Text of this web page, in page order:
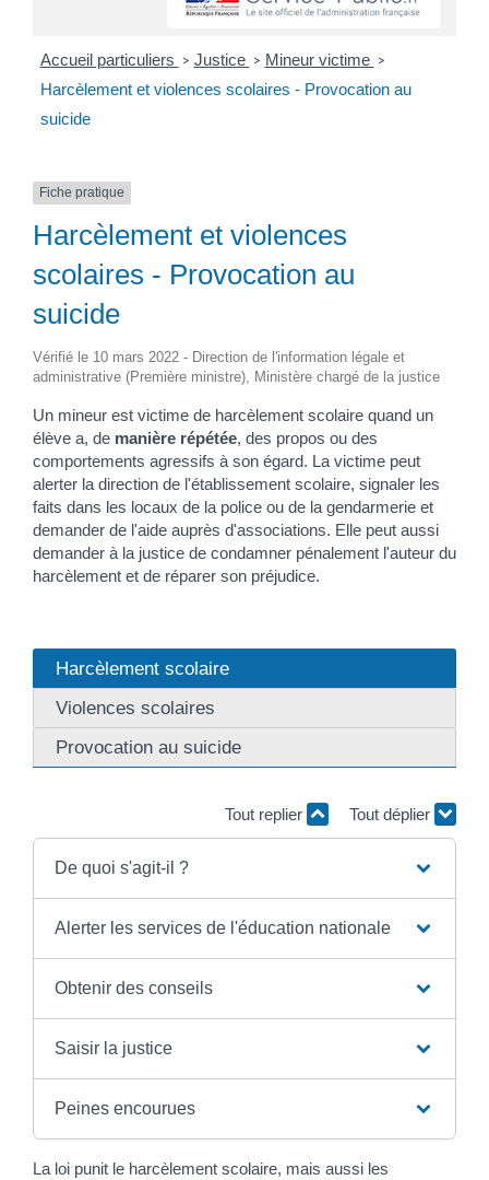
Accueil particuliers > Justice > Mineur victime >
Harcèlement et violences scolaires - Provocation au
suicide
Fiche pratique
Harcèlement et violences
scolaires - Provocation au
suicide
Vérifié le 10 mars 2022 - Direction de l'information légale et
administrative (Première ministre), Ministère chargé de la justice
Un mineur est victime de harcèlement scolaire quand un
élève a, de manière répétée, des propos ou des
comportements agressifs à son égard. La victime peut
alerter la direction de l'établissement scolaire, signaler les
faits dans les locaux de la police ou de la gendarmerie et
demander de l'aide auprès d'associations. Elle peut aussi
demander à la justice de condamner pénalement l'auteur du
harcèlement et de réparer son préjudice.
Harcèlement scolaire
Violences scolaires
Provocation au suicide
Tout replier Tout déplier
De quoi s'agit-il ?
Alerter les services de l'éducation nationale
Obtenir des conseils
Saisir la justice
Peines encourues
La loi punit le harcèlement scolaire, mais aussi les